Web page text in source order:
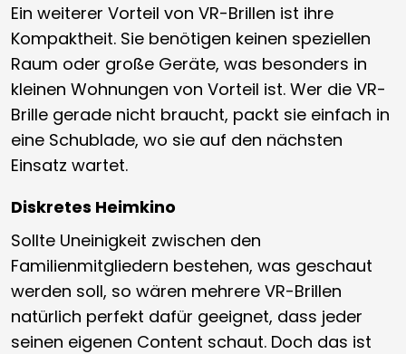
Ein weiterer Vorteil von VR-Brillen ist ihre
Kompaktheit. Sie benötigen keinen speziellen
Raum oder große Geräte, was besonders in
kleinen Wohnungen von Vorteil ist. Wer die VR-
Brille gerade nicht braucht, packt sie einfach in
eine Schublade, wo sie auf den nächsten
Einsatz wartet.
Diskretes Heimkino
Sollte Uneinigkeit zwischen den
Familienmitgliedern bestehen, was geschaut
werden soll, so wären mehrere VR-Brillen
natürlich perfekt dafür geeignet, dass jeder
seinen eigenen Content schaut. Doch das ist